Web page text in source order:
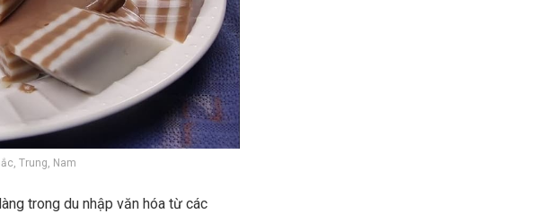
Trung, Nam
trong du nhập văn hóa từ các